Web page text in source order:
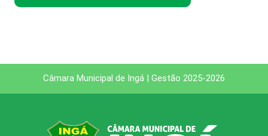
Câmara Municipal de Ingá | Gestão 2025-2026